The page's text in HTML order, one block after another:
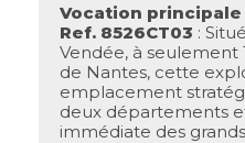
Vocation principale
Ref. 8526CT03 :
Vendée, à seulement
de Nantes, cette
emplacement
deux départements
immédiate des